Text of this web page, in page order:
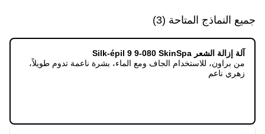
جميع النماذج المتاحة (
3
)
آلة إزالة الشعر Silk-épil 9 9-080 SkinSpa
من براون، للاستخدام الجاف ومع الماء، بشرة ناعمة تدوم طويلاً،
زهري ناعم